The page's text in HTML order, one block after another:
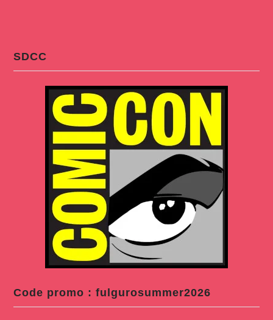
SDCC
Code promo : fulgurosummer2026